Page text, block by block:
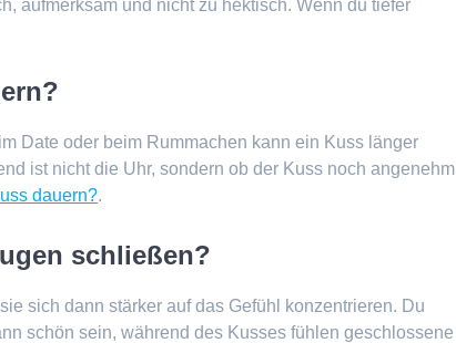
aufmerksam und nicht zu hektisch. Wenn du tiefer
Date oder beim Rummachen kann ein Kuss länger
ist nicht die Uhr, sondern ob der Kuss noch angenehm
dauern?.
schließen?
sich dann stärker auf das Gefühl konzentrieren. Du
schön sein, während des Kusses fühlen geschlossene